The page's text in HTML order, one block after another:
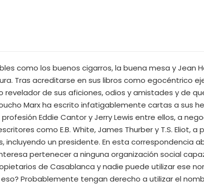
como los buenos cigarros, la buena mesa y Jean
Tras acreditarse en sus libros como egocéntrico
revelador de sus aficiones, odios y amistades y de
Marx ha escrito infatigablemente cartas a sus
Eddie Cantor y Jerry Lewis entre ellos, a
como E.B. White, James Thurber y T.S. Eliot,
incluyendo un presidente. En esta correspondencia
pertenecer a ninguna organización social
de Casablanca y nadie puede utilizar ese
Probablemente tengan derecho a utilizar el